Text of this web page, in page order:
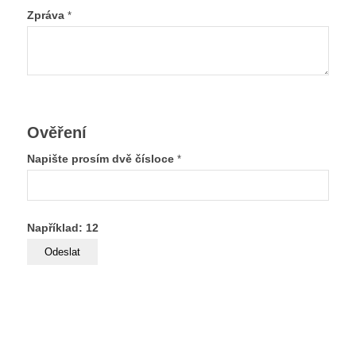
Zpráva *
Ověření
Napište prosím dvě čísloce *
Například: 12